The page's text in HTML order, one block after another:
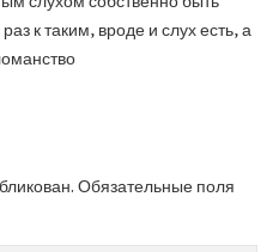
к таким, вроде и слух есть, а
Обязательные поля